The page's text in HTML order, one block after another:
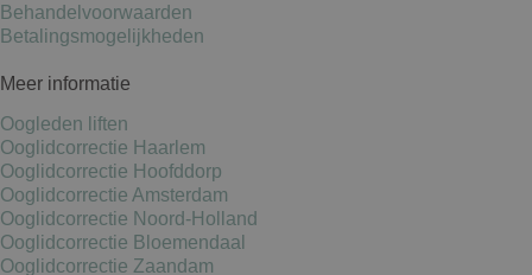
Behandelvoorwaarden
Betalingsmogelijkheden
Meer informatie
Oogleden liften
Ooglidcorrectie Haarlem
Ooglidcorrectie Hoofddorp
Ooglidcorrectie Amsterdam
Ooglidcorrectie Noord-Holland
Ooglidcorrectie Bloemendaal
Ooglidcorrectie Zaandam